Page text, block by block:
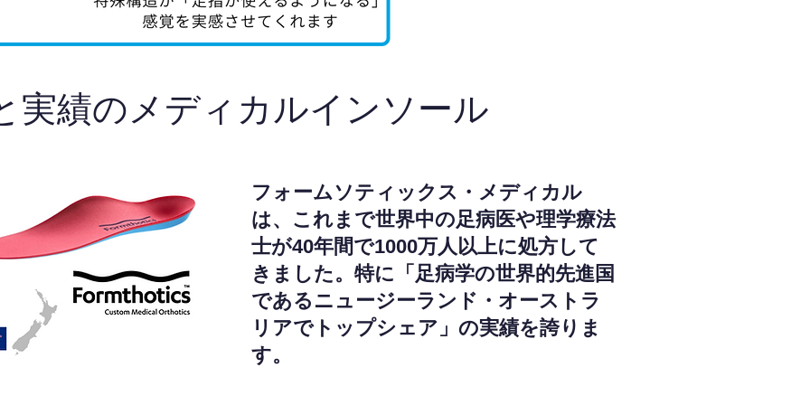
実績のメディカルインソール
フォームソティックス・メディカル
は、これまで世界中の足病医や理学療法
士が40年間で1000万人以上に処方して
きました。特に「足病学の世界的先進国
であるニュージーランド・オーストラ
リアでトップシェア」の実績を誇りま
す。